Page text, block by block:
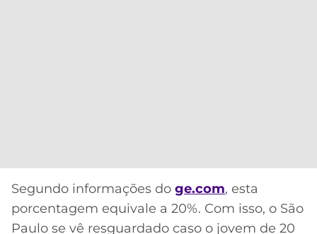
ONLINE
2026
GRÊMIO
ATLÉTICO
LALIGA
Segundo informações do ge.com, esta
porcentagem equivale a 20%. Com isso, o São
Paulo se vê resguardado caso o jovem de 20